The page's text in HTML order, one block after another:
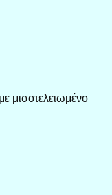
μισοτελειωμένο